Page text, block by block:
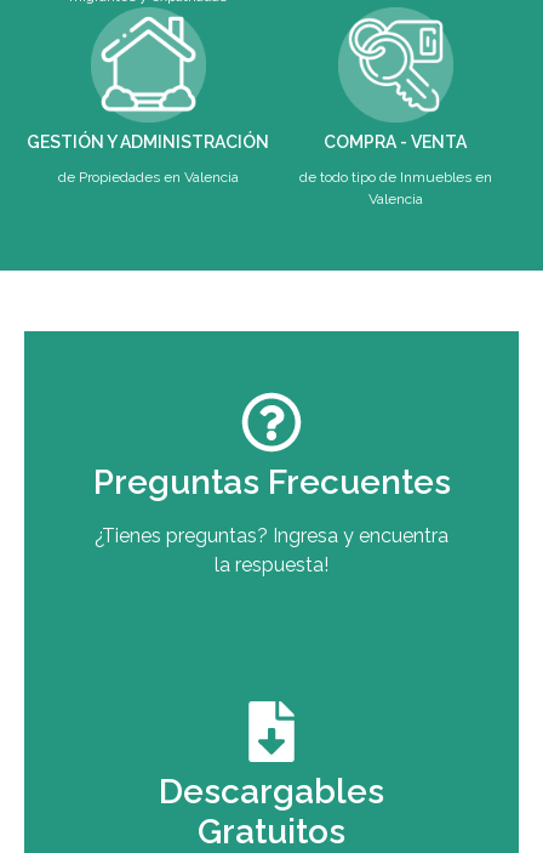
GESTIÓN Y ADMINISTRACIÓN
de Propiedades en Valencia
COMPRA - VENTA
de todo tipo de Inmuebles en
Valencia
Preguntas Frecuentes
¿Tienes preguntas? Ingresa y encuentra
la respuesta!
Descargables
Gratuitos